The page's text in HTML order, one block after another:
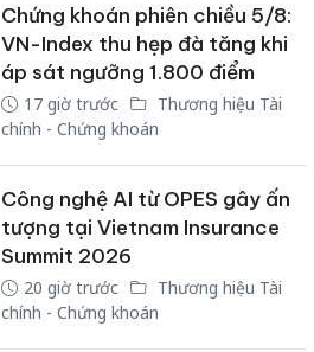
Chứng khoán phiên chiều 5/8:
VN-Index thu hẹp đà tăng khi
áp sát ngưỡng 1.800 điểm
17 giờ trước
Thương hiệu Tài
chính - Chứng khoán
Công nghệ AI từ OPES gây ấn
tượng tại Vietnam Insurance
Summit 2026
20 giờ trước
Thương hiệu Tài
chính - Chứng khoán